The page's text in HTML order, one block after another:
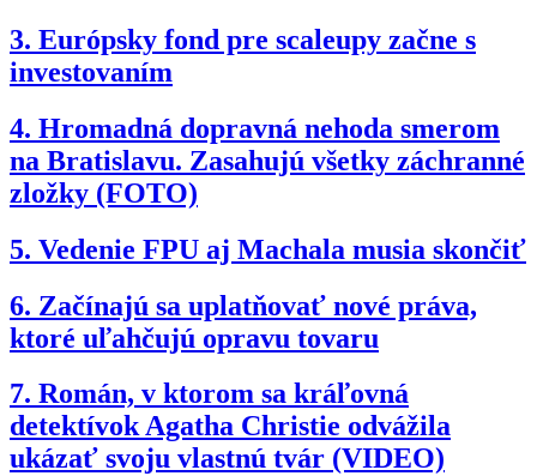
3. Európsky fond pre scaleupy začne s
investovaním
4. Hromadná dopravná nehoda smerom
na Bratislavu. Zasahujú všetky záchranné
zložky (FOTO)
5. Vedenie FPU aj Machala musia skončiť
6. Začínajú sa uplatňovať nové práva,
ktoré uľahčujú opravu tovaru
7. Román, v ktorom sa kráľovná
detektívok Agatha Christie odvážila
ukázať svoju vlastnú tvár (VIDEO)